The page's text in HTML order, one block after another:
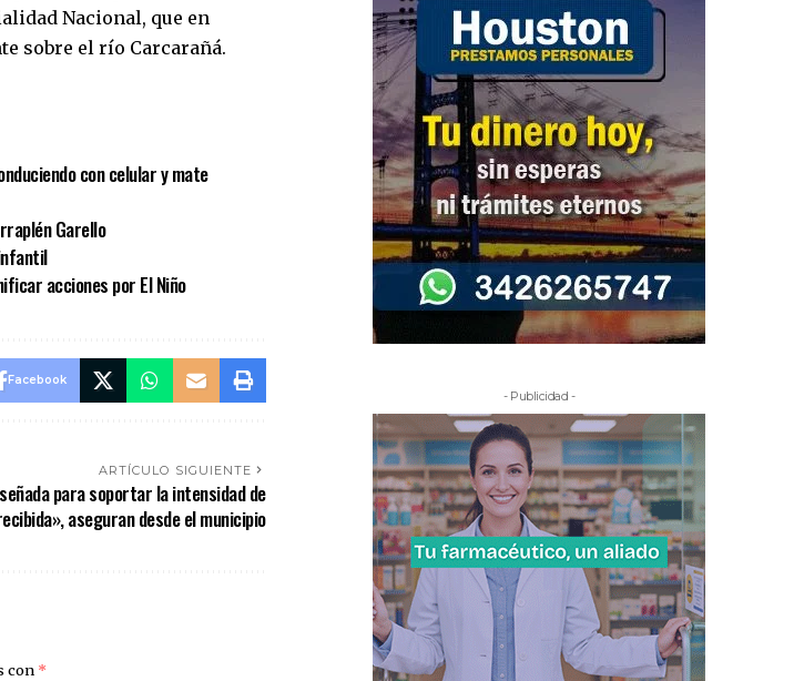
Nacional, que en
sobre el río Carcarañá.
con celular y mate
Garello
acciones por El Niño
Facebook
ARTÍCULO SIGUIENTE
para soportar la intensidad de
aseguran desde el municipio
con *
- Publicidad -